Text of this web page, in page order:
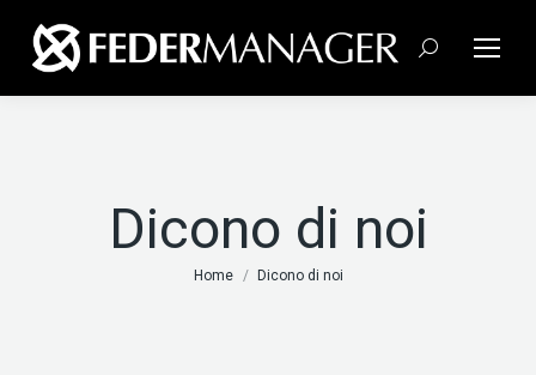
Cerca:
Dicono di noi
Tu sei qui:
Home Dicono di noi